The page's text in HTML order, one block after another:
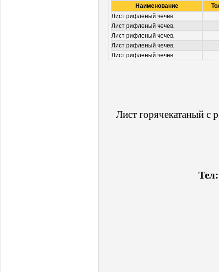
Наименование
Лист рифленый чечев.
Лист рифленый чечев.
Лист рифленый чечев.
Лист рифленый чечев.
Лист рифленый чечев.
Лист горячекатаный с